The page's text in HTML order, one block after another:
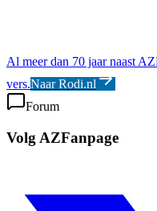
Al meer dan 70 jaar naast AZ
vers.Naar Rodi.nl
Forum
Volg AZFanpage